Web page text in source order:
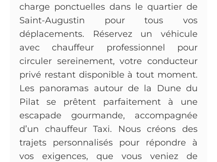
charge ponctuelles dans le quartier de
Saint-Augustin pour tous vos
déplacements. Réservez un véhicule
avec chauffeur professionnel pour
circuler sereinement, votre conducteur
privé restant disponible à tout moment.
Les panoramas autour de la Dune du
Pilat se prêtent parfaitement à une
escapade gourmande, accompagnée
d’un chauffeur Taxi. Nous créons des
trajets personnalisés pour répondre à
vos exigences, que vous veniez de